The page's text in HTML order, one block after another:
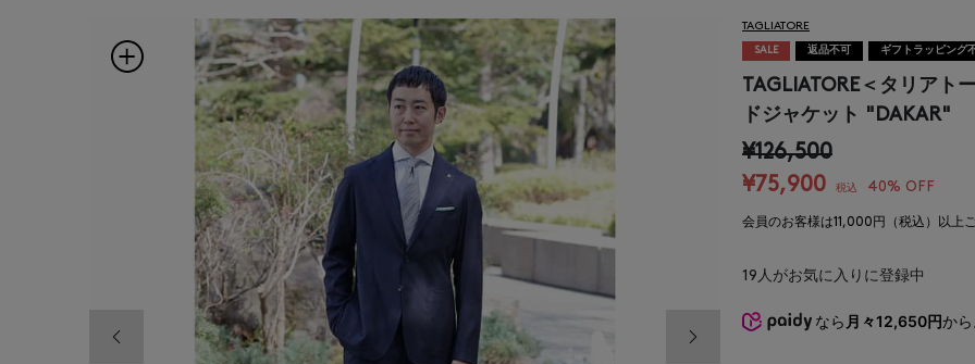
次の画像
TAGLIATORE
SALE
返品不可 ギフトラッピング
TAGLIATORE＜タリアト
ドジャケット "DAKAR"
¥126,500
¥75,900
税込 40% OFF
会員のお客様は11,000円（税込）以上
19人がお気に入りに登録中
なら 月々12,650円か